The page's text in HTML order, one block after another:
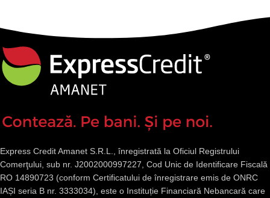
Express Credit Amanet S.R.L., înregistrată la Oficiul Registrului
Comerţului, sub nr. J2002000997227, Cod Unic de Identificare Fiscală
RO 14890723 (conform Certificatului de înregistrare emis de ONRC
IAȘI seria B nr. 3333034), este o Instituție Financiară Nebancară care